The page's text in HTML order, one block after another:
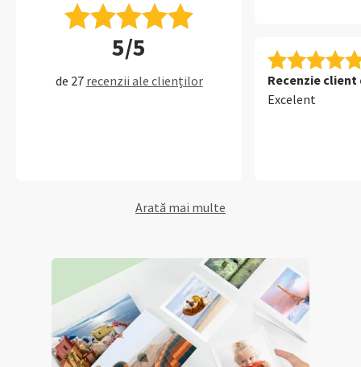
5/5
de 27 recenzii ale clienților Recenzie client
Excelent
Arată mai multe